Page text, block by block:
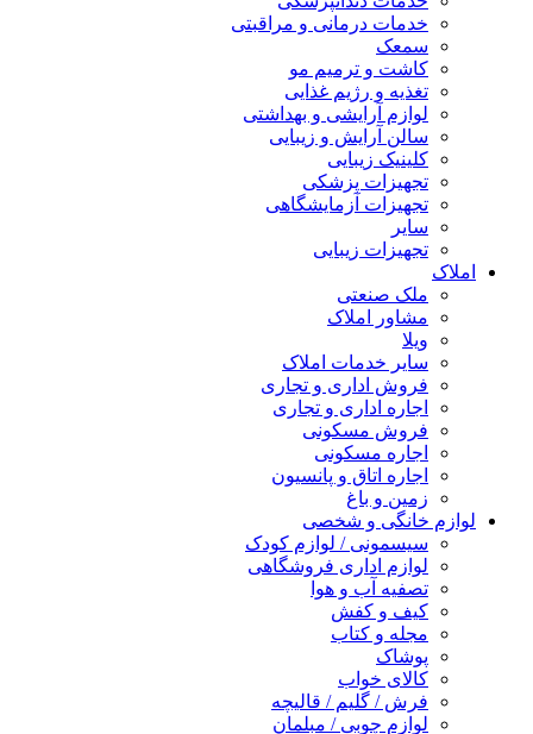
خدمات درمانی و مراقبتی
سمعک
کاشت و ترمیم مو
تغذیه و رژیم غذایی
لوازم آرایشی و بهداشتی
سالن آرایش و زیبایی
کلینیک زیبایی
تجهیزات پزشکی
تجهیزات آزمایشگاهی
سایر
تجهیزات زیبایی
املاک
ملک صنعتی
مشاور املاک
ویلا
سایر خدمات املاک
فروش اداری و تجاری
اجاره اداری و تجاری
فروش مسکونی
اجاره مسکونی
اجاره اتاق و پانسیون
زمین و باغ
لوازم خانگی و شخصی
سیسمونی / لوازم کودک
لوازم اداری فروشگاهی
تصفیه آب و هوا
کیف و کفش
مجله و کتاب
پوشاک
کالای خواب
فرش / گلیم / قالیچه
لوازم چوبی / مبلمان